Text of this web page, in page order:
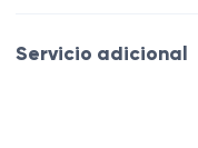
Servicio adicional